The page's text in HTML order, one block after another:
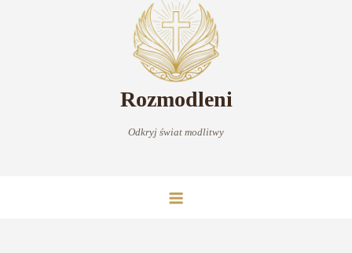
Rozmodleni
Odkryj świat modlitwy